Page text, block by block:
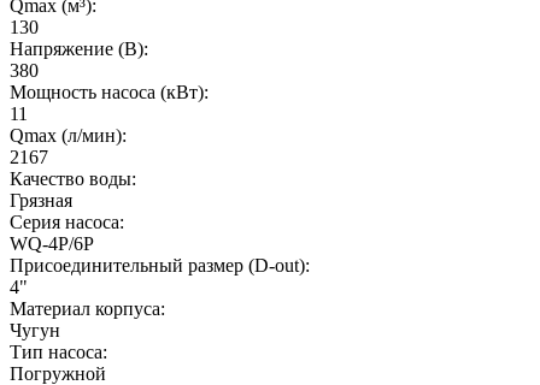
Qmax (м³):
130
Напряжение (В):
380
Мощность насоса (кВт):
11
Qmax (л/мин):
2167
Качество воды:
Грязная
Серия насоса:
WQ-4P/6P
Присоединительный размер (D-out):
4"
Материал корпуса:
Чугун
Тип насоса:
Погружной